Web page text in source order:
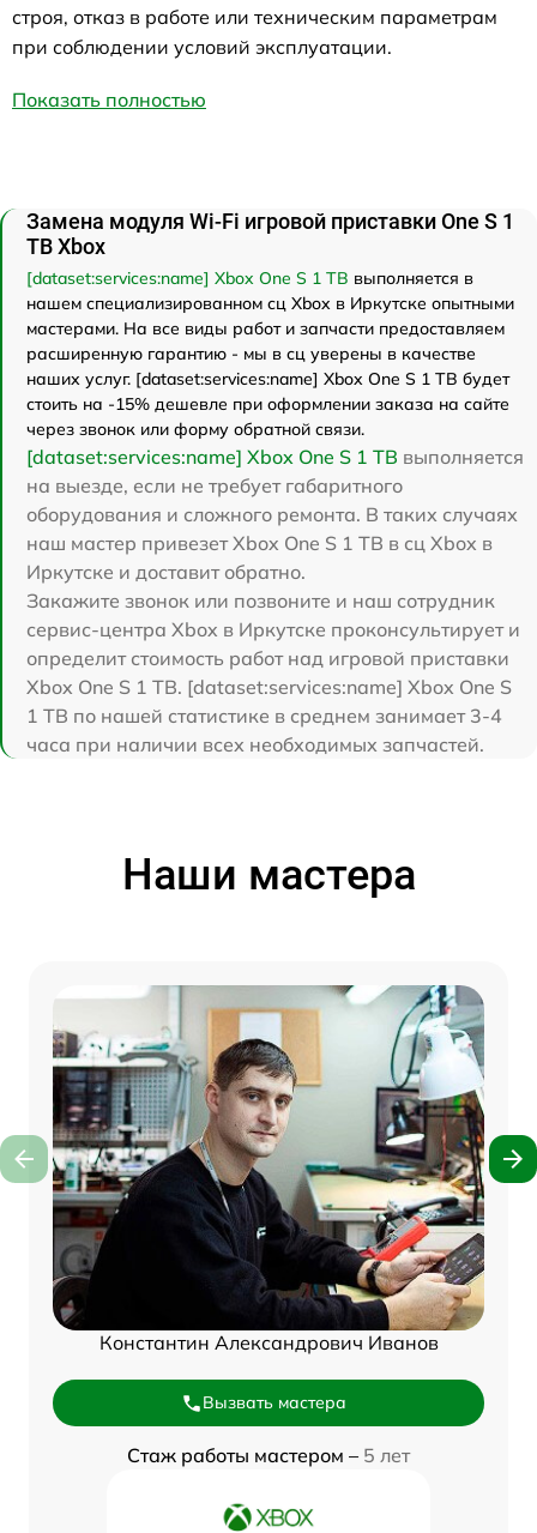
строя, отказ в работе или техническим параметрам
при соблюдении условий эксплуатации.
Показать полностью
Замена модуля Wi-Fi игровой приставки One S 1
TB Xbox
[dataset:services:name] Xbox One S 1 TB выполняется в
нашем специализированном сц Xbox в Иркутске опытными
мастерами. На все виды работ и запчасти предоставляем
расширенную гарантию - мы в сц уверены в качестве
наших услуг. [dataset:services:name] Xbox One S 1 TB будет
стоить на -15% дешевле при оформлении заказа на сайте
через звонок или форму обратной связи.
[dataset:services:name] Xbox One S 1 TB выполняется
на выезде, если не требует габаритного
оборудования и сложного ремонта. В таких случаях
наш мастер привезет Xbox One S 1 TB в сц Xbox в
Иркутске и доставит обратно.
Закажите звонок или позвоните и наш сотрудник
сервис-центра Xbox в Иркутске проконсультирует и
определит стоимость работ над игровой приставки
Xbox One S 1 TB. [dataset:services:name] Xbox One S
1 TB по нашей статистике в среднем занимает 3-4
часа при наличии всех необходимых запчастей.
Наши мастера
Константин Александрович Иванов
Вызвать мастера
Стаж работы мастером – 5 лет